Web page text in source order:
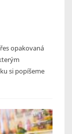
opakovaná
si popíšeme